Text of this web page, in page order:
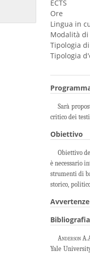
ECTS
Ore
Lingua in
Modalità di
Tipologia
Tipologia
Sarà
critico dei
Obiettivo
Obiettivo
è necessario
strumenti di
storico,
Avvertenze
Bibliografia
Anderson
Yale